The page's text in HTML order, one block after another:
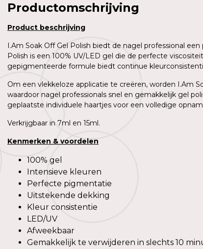
Productomschrijving
Product beschrijving
I.Am Soak Off Gel Polish biedt de nagel professional
Polish is een 100% UV/LED gel die de perfecte
gepigmenteerde formule biedt continue
Om een vlekkeloze applicatie te creëren, worden I.Am
waardoor nagel professionals snel en gemakkelijk gel
geplaatste individuele haartjes voor een volledige
Verkrijgbaar in 7ml en 15ml.
Kenmerken & voordelen
100% gel
Intensieve kleuren
Perfecte pigmentatie
Uitstekende dekking
Kleur consistentie
LED/UV
Afweekbaar
Gemakkelijk te verwijderen in slechts 10